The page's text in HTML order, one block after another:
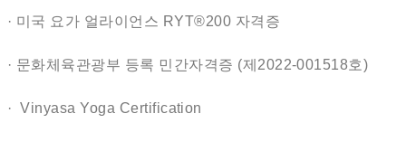
· 미국 요가 얼라이언스 RYT®200 자격증
· 문화체육관광부 등록 민간자격증 (제2022-001518호)
· Vinyasa Yoga Certification